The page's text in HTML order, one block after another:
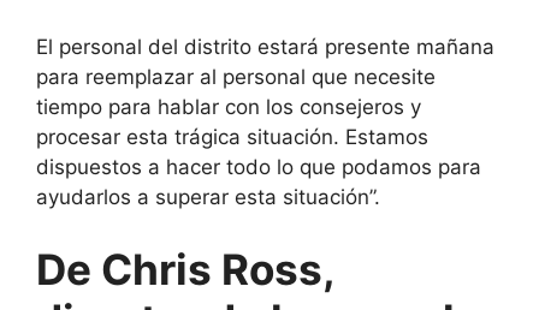
El personal del distrito estará presente mañana
para reemplazar al personal que necesite
tiempo para hablar con los consejeros y
procesar esta trágica situación. Estamos
dispuestos a hacer todo lo que podamos para
ayudarlos a superar esta situación”.
De Chris Ross,